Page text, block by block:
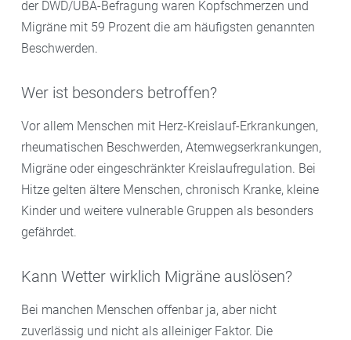
der DWD/UBA-Befragung waren Kopfschmerzen und
Migräne mit 59 Prozent die am häufigsten genannten
Beschwerden.
Wer ist besonders betroffen?
Vor allem Menschen mit Herz-Kreislauf-Erkrankungen,
rheumatischen Beschwerden, Atemwegserkrankungen,
Migräne oder eingeschränkter Kreislaufregulation. Bei
Hitze gelten ältere Menschen, chronisch Kranke, kleine
Kinder und weitere vulnerable Gruppen als besonders
gefährdet.
Kann Wetter wirklich Migräne auslösen?
Bei manchen Menschen offenbar ja, aber nicht
zuverlässig und nicht als alleiniger Faktor. Die